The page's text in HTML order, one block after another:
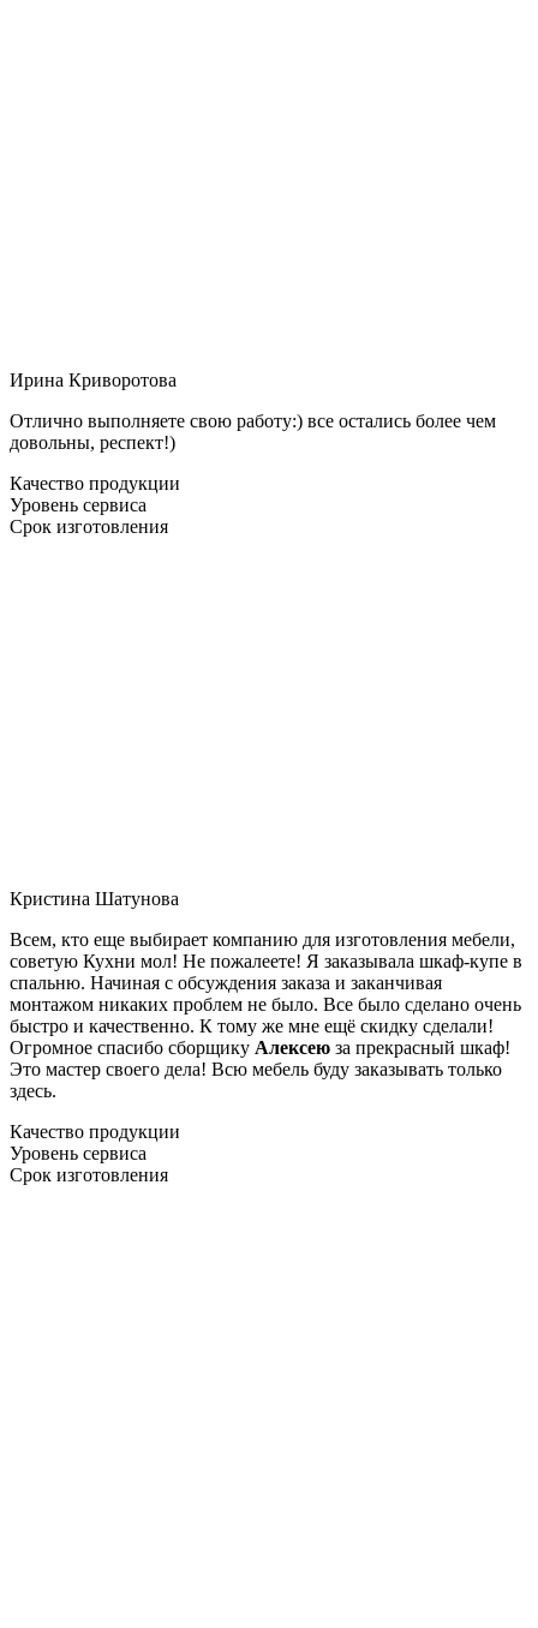
Ирина Криворотова
Отлично выполняете свою работу:) все остались более чем
довольны, респект!)
Качество продукции
Уровень сервиса
Срок изготовления
Кристина Шатунова
Всем, кто еще выбирает компанию для изготовления мебели,
советую Кухни мол! Не пожалеете! Я заказывала шкаф-купе в
спальню. Начиная с обсуждения заказа и заканчивая
монтажом никаких проблем не было. Все было сделано очень
быстро и качественно. К тому же мне ещё скидку сделали!
Огромное спасибо сборщику Алексею за прекрасный шкаф!
Это мастер своего дела! Всю мебель буду заказывать только
здесь.
Качество продукции
Уровень сервиса
Срок изготовления